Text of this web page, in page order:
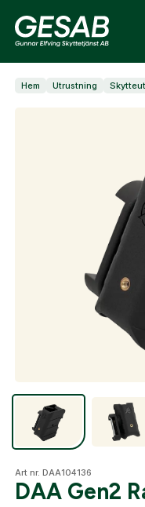
Måltavlor
Optik
Mer
Hem Utrustning
Art nr. DAA104136
DAA Gen2